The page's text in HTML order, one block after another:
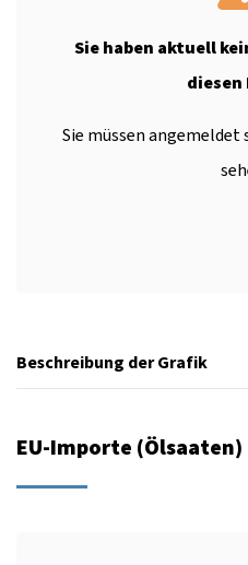
Sie haben aktuell
Sie müssen angemeldet
Beschreibung der Grafik
EU-Importe (Ölsaaten)